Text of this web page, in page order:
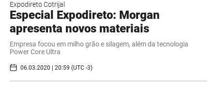
Expodireto Cotrijal
Especial Expodireto: Morgan
apresenta novos materiais
Empresa focou em milho grão e silagem, além da tecnologia
Power Core Ultra
06.03.2020 | 20:59 (UTC -3)